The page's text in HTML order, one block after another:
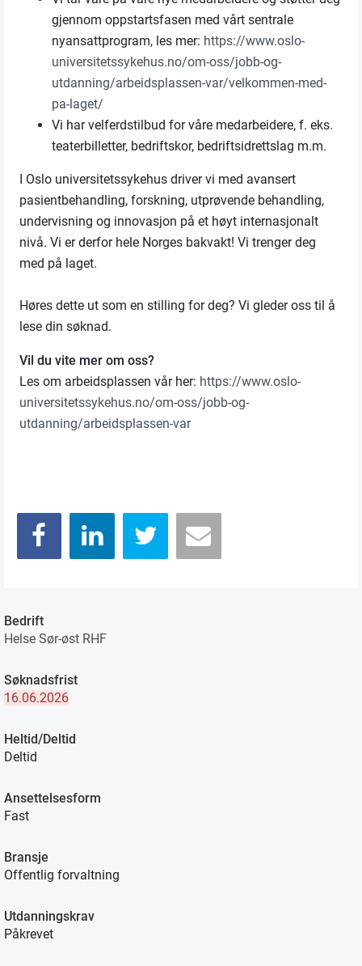
gjennom oppstartsfasen med vårt sentrale
nyansattprogram, les mer: https://www.oslo-
universitetssykehus.no/om-oss/jobb-og-
utdanning/arbeidsplassen-var/velkommen-med-
pa-laget/
Vi har velferdstilbud for våre medarbeidere, f. eks.
teaterbilletter, bedriftskor, bedriftsidrettslag m.m.
I Oslo universitetssykehus driver vi med avansert
pasientbehandling, forskning, utprøvende behandling,
undervisning og innovasjon på et høyt internasjonalt
nivå. Vi er derfor hele Norges bakvakt! Vi trenger deg
med på laget.
Høres dette ut som en stilling for deg? Vi gleder oss til å
lese din søknad.
Vil du vite mer om oss?
Les om arbeidsplassen vår her: https://www.oslo-
universitetssykehus.no/om-oss/jobb-og-
utdanning/arbeidsplassen-var
Bedrift
Helse Sør-øst RHF
Søknadsfrist
16.06.2026
Heltid/Deltid
Deltid
Ansettelsesform
Fast
Bransje
Offentlig forvaltning
Utdanningskrav
Påkrevet